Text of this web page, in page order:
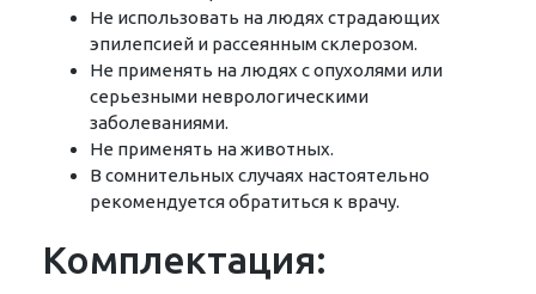
Не использовать на людях страдающих
эпилепсией и рассеянным склерозом.
Не применять на людях с опухолями или
серьезными неврологическими
заболеваниями.
Не применять на животных.
В сомнительных случаях настоятельно
рекомендуется обратиться к врачу.
Комплектация: